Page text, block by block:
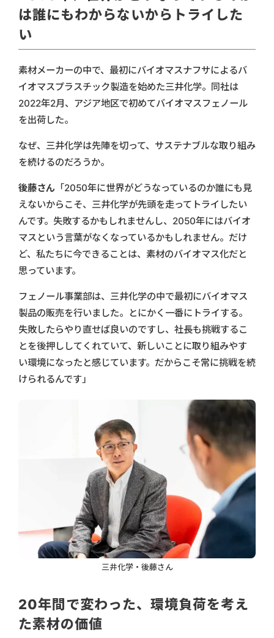
は誰にもわからないからトライした
い
素材メーカーの中で、最初にバイオマスナフサによるバ
イオマスプラスチック製造を始めた三井化学。同社は
2022年2月、アジア地区で初めてバイオマスフェノール
を出荷した。
なぜ、三井化学は先陣を切って、サステナブルな取り組み
を続けるのだろうか。
後藤さん 「2050年に世界がどうなっているのか誰にも見
えないからこそ、三井化学が先頭を走ってトライしたい
んです。失敗するかもしれませんし、2050年にはバイオ
マスという言葉がなくなっているかもしれません。だけ
ど、私たちに今できることは、素材のバイオマス化だと
思っています。
フェノール事業部は、三井化学の中で最初にバイオマス
製品の販売を行いました。とにかく一番にトライする。
失敗したらやり直せば良いのですし、社長も挑戦するこ
とを後押ししてくれていて、新しいことに取り組みやす
い環境になったと感じています。だからこそ常に挑戦を続
けられるんです」
三井化学・後藤さん
20年間で変わった、環境負荷を考え
た素材の価値